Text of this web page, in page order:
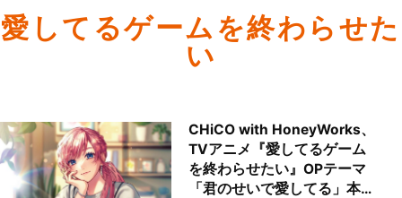
愛してるゲームを終わらせた
い
CHiCO with HoneyWorks、
TVアニメ『愛してるゲーム
を終わらせたい』OPテーマ
「君のせいで愛してる」本日